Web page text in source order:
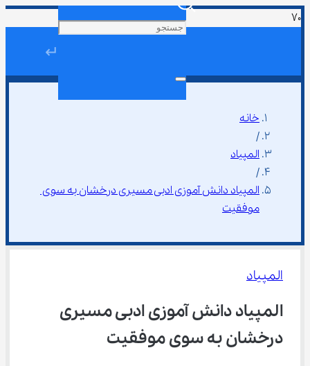
↵
خانه
/
المپیاد
/
المپیاد دانش آموزی ادبی مسیری درخشان به سوی
موفقیت
المپیاد
المپیاد دانش آموزی ادبی مسیری
درخشان به سوی موفقیت